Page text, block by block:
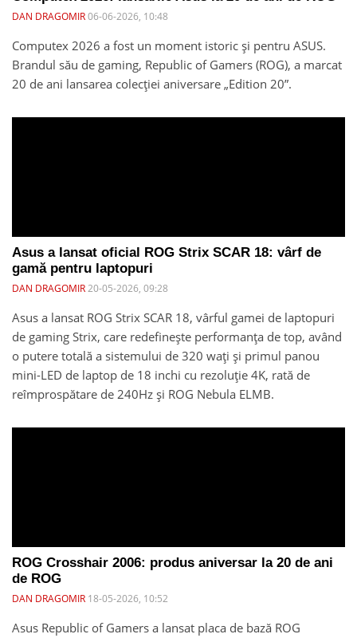
DAN DRAGOMIR06-06-2026, 10:48
Computex 2026 a fost un moment istoric și pentru ASUS.
Brandul său de gaming, Republic of Gamers (ROG), a marcat
20 de ani lansarea colecției aniversare „Edition 20”.
Asus a lansat oficial ROG Strix SCAR 18: vârf de
gamă pentru laptopuri
DAN DRAGOMIR20-05-2026, 09:28
Asus a lansat ROG Strix SCAR 18, vârful gamei de laptopuri
de gaming Strix, care redefinește performanța de top, având
o putere totală a sistemului de 320 wați și primul panou
mini-LED de laptop de 18 inchi cu rezoluție 4K, rată de
reîmprospătare de 240Hz și ROG Nebula ELMB.
ROG Crosshair 2006: produs aniversar la 20 de ani
de ROG
DAN DRAGOMIR 18-05-2026, 10:52
Asus Republic of Gamers a lansat placa de bază ROG